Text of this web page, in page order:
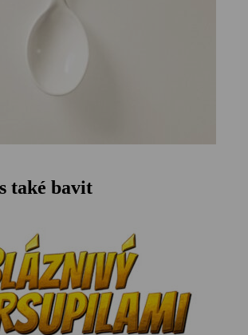
také bavit